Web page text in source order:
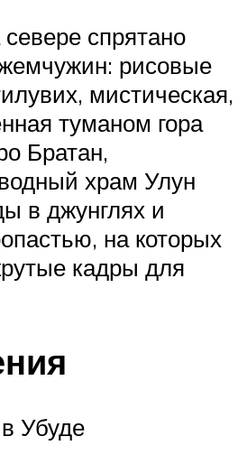
спрятано
рисовые
мистическая,
туманом гора
Братан,
храм Улун
в джунглях и
на которых
кадры для
Убуде